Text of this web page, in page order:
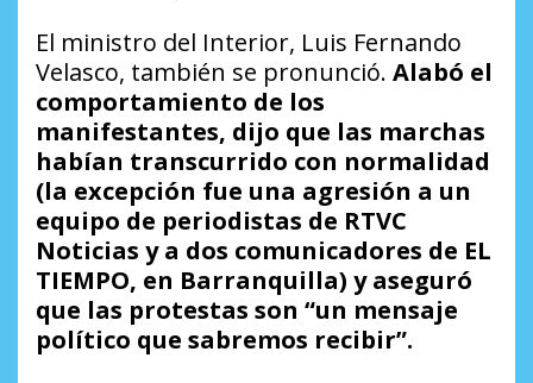
El ministro del Interior, Luis Fernando
Velasco, también se pronunció. Alabó el
comportamiento de los
manifestantes, dijo que las marchas
habían transcurrido con normalidad
(la excepción fue una agresión a un
equipo de periodistas de RTVC
Noticias y a dos comunicadores de EL
TIEMPO, en Barranquilla) y aseguró
que las protestas son “un mensaje
político que sabremos recibir”.